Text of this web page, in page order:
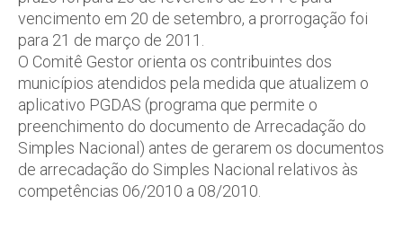
vencimento em 20 de setembro, a prorrogação foi
para 21 de março de 2011.
O Comitê Gestor orienta os contribuintes dos
municípios atendidos pela medida que atualizem o
aplicativo PGDAS (programa que permite o
preenchimento do documento de Arrecadação do
Simples Nacional) antes de gerarem os documentos
de arrecadação do Simples Nacional relativos às
competências 06/2010 a 08/2010.